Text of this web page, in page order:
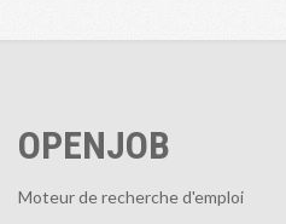
OPENJOB
Moteur de recherche d'emploi